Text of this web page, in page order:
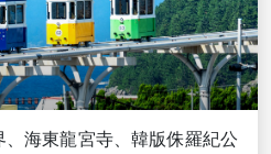
海東龍宮寺、韓版侏羅紀公